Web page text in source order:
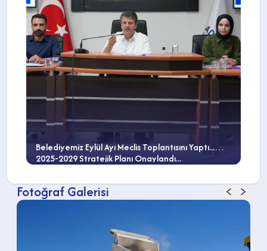
Belediyemiz Eylül Ayı Meclis Toplantısını Yaptı...
2025-2029 Stratejik Planı Onaylandı...
Fotoğraf Galerisi